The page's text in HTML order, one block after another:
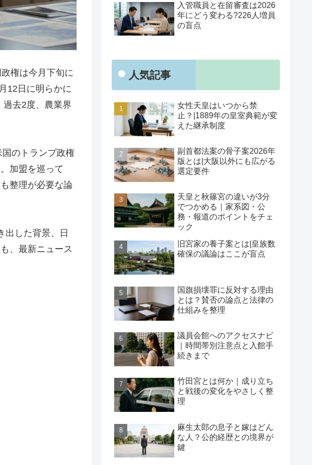
権は今月下旬に
12日に明らかに
過去2度、農業界
のトランプ政権
加盟を巡って
整理が必要な論
出した背景、日
、最新ニュース
入管職員と在留審査は2026
年にどう変わる?226人増員
の盲点
人気記事
女性天皇はいつから禁
止？|1889年の皇室典範が変
えた継承制度
副首都法案の骨子案2026年
版とは|大阪以外にも広がる
選定要件
天皇と秋篠宮の違いが3分
でつかめる｜家系図・公
務・報道のポイントをチェ
ック
旧宮家の養子案とは|皇族数
確保の議論はここが盲点
国旗損壊罪に反対する理由
とは？賛否の論点と法律の
仕組みを整理
議員会館へのアクセスナビ
｜時間帯別注意点と入館手
続きまで
竹田宮とは何か｜成り立ち
と戦後の変化をやさしく整
理
麻生太郎の息子と嫁はどん
な人？公的経歴との境界が
鍵